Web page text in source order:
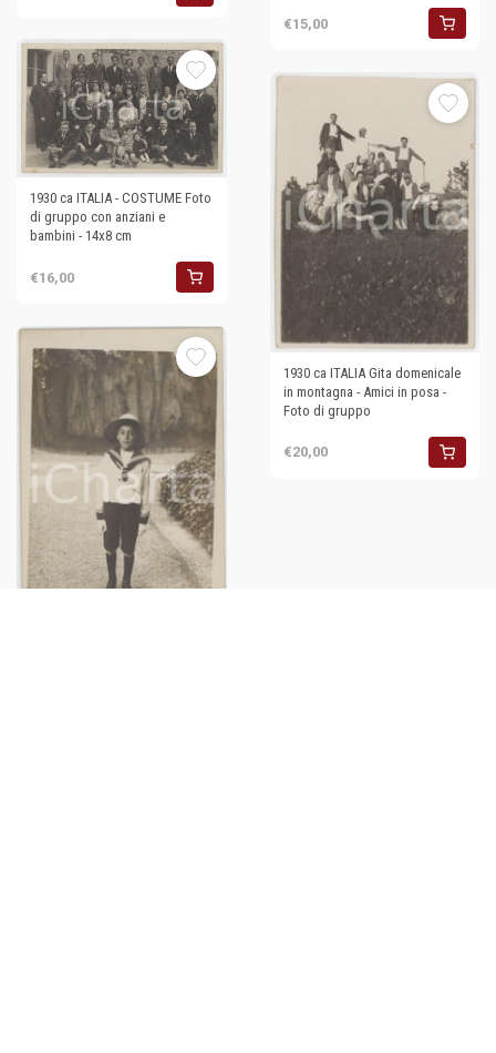
€15,00
1930 ca ITALIA - COSTUME Foto
di gruppo con anziani e
bambini - 14x8 cm
€16,00
1930 ca ITALIA Gita domenicale
in montagna - Amici in posa -
Foto di gruppo
€20,00